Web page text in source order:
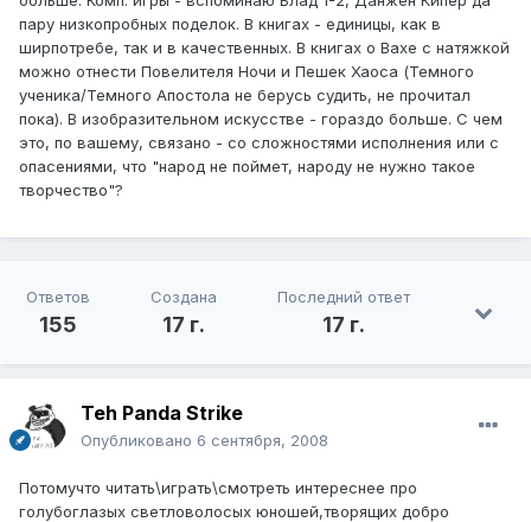
пару низкопробных поделок. В книгах - единицы, как в
ширпотребе, так и в качественных. В книгах о Вахе с натяжкой
можно отнести Повелителя Ночи и Пешек Хаоса (Темного
ученика/Темного Апостола не берусь судить, не прочитал
пока). В изобразительном искусстве - гораздо больше. С чем
это, по вашему, связано - со сложностями исполнения или с
опасениями, что "народ не поймет, народу не нужно такое
творчество"?
Ответов
155
Создана
17 г.
Последний ответ
17 г.
Teh Panda Strike
Опубликовано 6 сентября, 2008
Потомучто читать\играть\смотреть интереснее про
голубоглазых светловолосых юношей,творящих добро